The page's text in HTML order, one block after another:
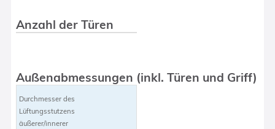
Anzahl der Türen
Außenabmessungen (inkl. Türen und Griff)
Durchmesser des
Lüftungsstutzens
äußerer/innerer